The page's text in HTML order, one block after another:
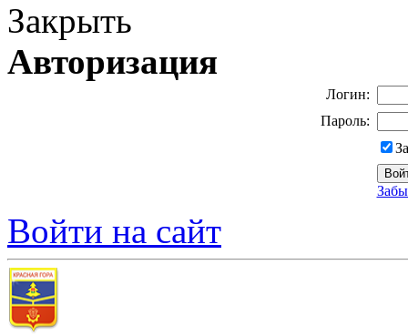
Закрыть
Авторизация
Логин:
Пароль:
Войти на сайт